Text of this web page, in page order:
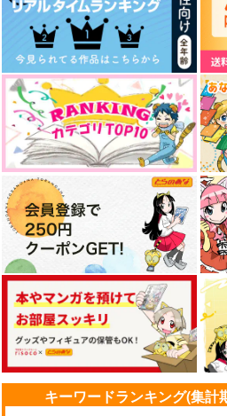
轟くんのなぞなぞ誕生
日
チルド
979円（税込）
轟焦凍×爆豪勝己
サンプル
作品詳細
小人のケーキ屋
海世界旅行
1,415円 （税込）
グエル×スレッタ
サンプル
作品詳細
キーワードランキング(集計